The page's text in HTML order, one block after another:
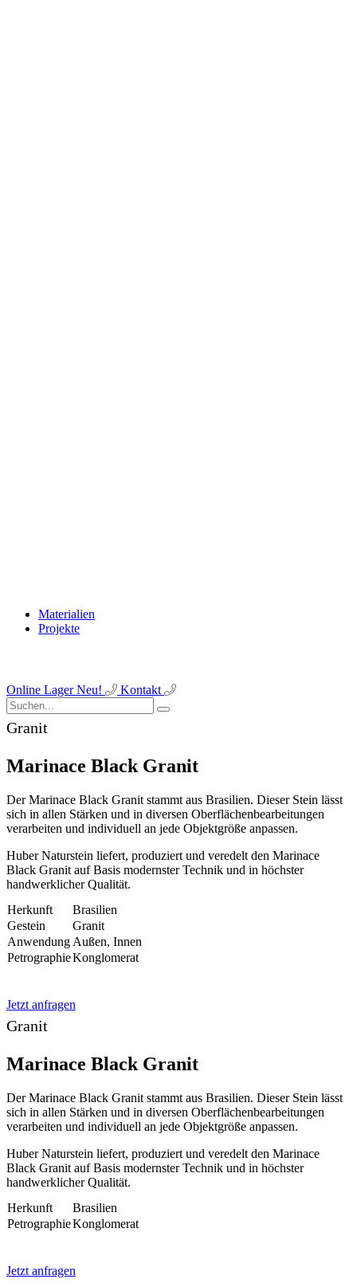
Materialien
Projekte
Online LagerNeu! Kontakt
Granit
Marinace Black Granit
Der Marinace Black Granit stammt aus Brasilien. Dieser Stein lässt
sich in allen Stärken und in diversen Oberflächenbearbeitungen
verarbeiten und individuell an jede Objektgröße anpassen.
Huber Naturstein liefert, produziert und veredelt den Marinace
Black Granit auf Basis modernster Technik und in höchster
handwerklicher Qualität.
Herkunft
Brasilien
Gestein
Granit
Anwendung Außen, Innen
PetrographieKonglomerat
Jetzt anfragen
Granit
Marinace Black Granit
Der Marinace Black Granit stammt aus Brasilien. Dieser Stein lässt
sich in allen Stärken und in diversen Oberflächenbearbeitungen
verarbeiten und individuell an jede Objektgröße anpassen.
Huber Naturstein liefert, produziert und veredelt den Marinace
Black Granit auf Basis modernster Technik und in höchster
handwerklicher Qualität.
Herkunft
Brasilien
PetrographieKonglomerat
Jetzt anfragen